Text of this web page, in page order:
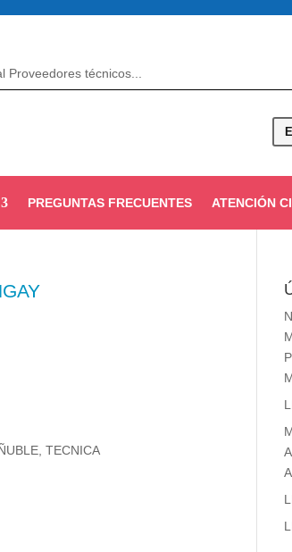
PREGUNTAS FRECUENTES ATENCIÓN
TECNICA